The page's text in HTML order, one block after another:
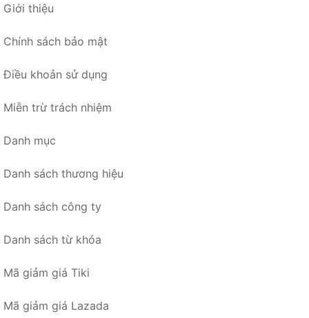
Giới thiệu
Chính sách bảo mật
Điều khoản sử dụng
Miễn trừ trách nhiệm
Danh mục
Danh sách thương hiệu
Danh sách công ty
Danh sách từ khóa
Mã giảm giá Tiki
Mã giảm giá Lazada